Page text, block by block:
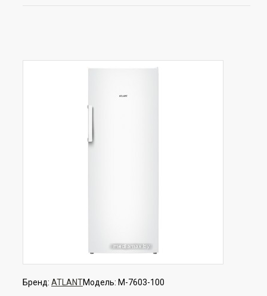
Бренд: ATLANTМодель: М-7603-100